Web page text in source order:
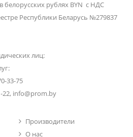
белорусских рублях BYN с НДС
Республики Беларусь №279837
лиц:
33-75
22, info@prom.by
Производители
О нас